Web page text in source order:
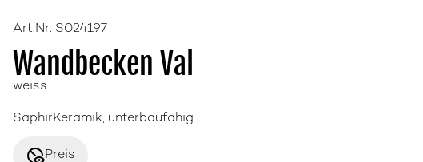
Art.Nr. S024197
Wandbecken Val
weiss
SaphirKeramik, unterbaufähig
disabled_visiblePreis